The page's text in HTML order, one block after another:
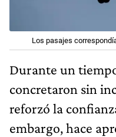
Los pasajes
Durante un
concretaron sin
reforzó la
embargo, hace